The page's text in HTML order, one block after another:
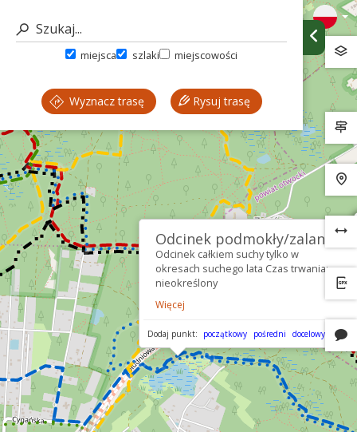
miejsca szlaki miejscowości
Wyznacz trasę Rysuj trasę
Odcinek podmokły/zalany
Odcinek całkiem suchy tylko w
okresach suchego lata Czas trwania:
nieokreślony
Więcej
Dodaj punkt: początkowy pośredni docelowy